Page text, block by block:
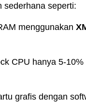
sederhana seperti:
menggunakan
CPU hanya 5-
grafis dengan